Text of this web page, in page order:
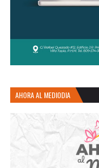
AHORA AL MEDIODIA